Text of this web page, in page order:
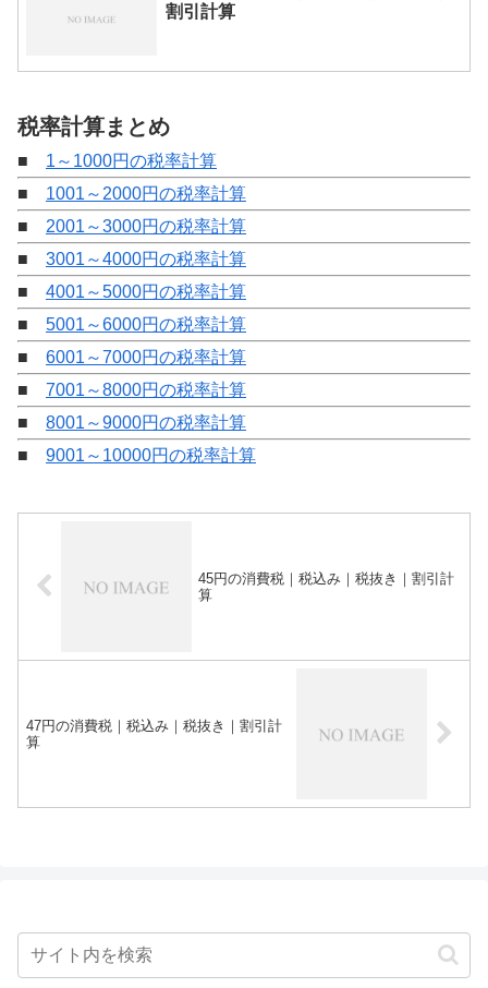
割引計算
税率計算まとめ
■ 1～1000円の税率計算
■ 1001～2000円の税率計算
■ 2001～3000円の税率計算
■ 3001～4000円の税率計算
■ 4001～5000円の税率計算
■ 5001～6000円の税率計算
■ 6001～7000円の税率計算
■ 7001～8000円の税率計算
■ 8001～9000円の税率計算
■ 9001～10000円の税率計算
45円の消費税｜税込み｜税抜き｜割引計
算
47円の消費税｜税込み｜税抜き｜割引計
算